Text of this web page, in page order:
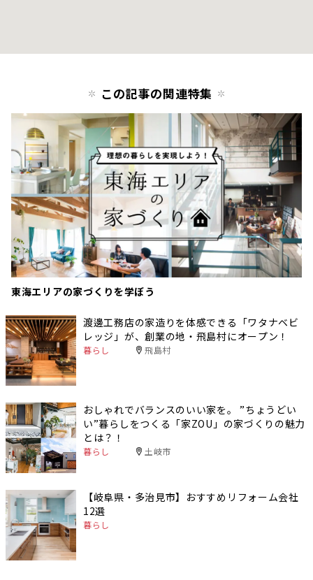
この記事の関連特集
東海エリアの家づくりを学ぼう
渡邊工務店の家造りを体感できる「ワタナベビ
レッジ」が、創業の地・飛島村にオープン！
暮らし 飛島村
おしゃれでバランスのいい家を。 ”ちょうどい
い”暮らしをつくる「家ZOU」の家づくりの魅力
とは？！
暮らし 土岐市
【岐阜県・多治見市】おすすめリフォーム会社
12選
暮らし